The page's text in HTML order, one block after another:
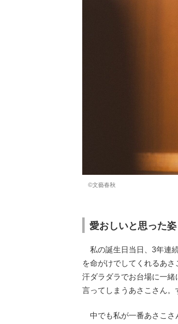
©文藝春秋
愛おしいと思った姿
私の誕生日当日、3年連
を命がけでしてくれるあ
汗ダラダラでお台場に一
言ってしまうあさこさん。
中でも私が一番あさこさ